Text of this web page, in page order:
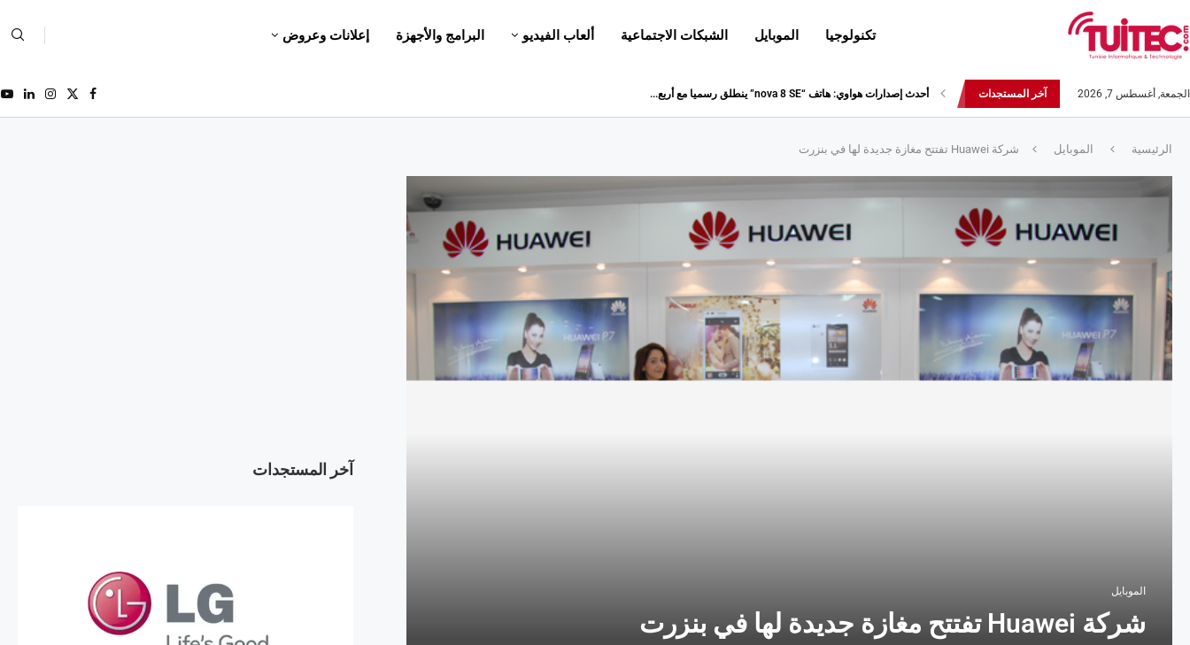
تكنولوجيا الموبايل الشبكات الاجتماعية ألعاب الفيديو البرامج والأجهزة إعلانات وعروض
الجمعة, أغسطس 7, 2026 آخر المستجدات أحدث إصدارات هواوي: هاتف “nova 8 SE” ينطلق رسميا مع أربع...
نتائج قيس أداء هاتف سامسونج Galaxy Fold لا تثير الإعجاب
الرئيسية الموبايل شركة Huawei تفتتح مغازة جديدة لها في بنزرت
الموبايل
شركة Huawei تفتتح مغازة جديدة لها في بنزرت
آخر المستجدات